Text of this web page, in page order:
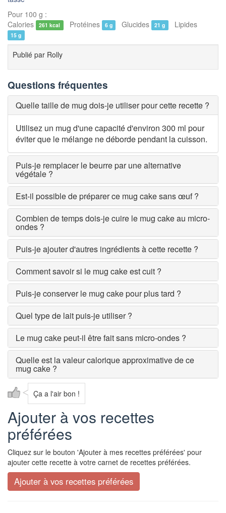
Pour 100 g :
Calories
261 kcal Protéines 6 g Glucides 21 g Lipides
15 g
Publié par Rolly
Questions fréquentes
Quelle taille de mug dois-je utiliser pour cette recette ?
Utilisez un mug d'une capacité d'environ 300 ml pour
éviter que le mélange ne déborde pendant la cuisson.
Puis-je remplacer le beurre par une alternative
végétale ?
Est-il possible de préparer ce mug cake sans œuf ?
Combien de temps dois-je cuire le mug cake au micro-
ondes ?
Puis-je ajouter d'autres ingrédients à cette recette ?
Comment savoir si le mug cake est cuit ?
Puis-je conserver le mug cake pour plus tard ?
Quel type de lait puis-je utiliser ?
Le mug cake peut-il être fait sans micro-ondes ?
Quelle est la valeur calorique approximative de ce
mug cake ?
Ça a l'air bon !
Ajouter à vos recettes
préférées
Cliquez sur le bouton 'Ajouter à mes recettes préférées' pour
ajouter cette recette à votre carnet de recettes préférées.